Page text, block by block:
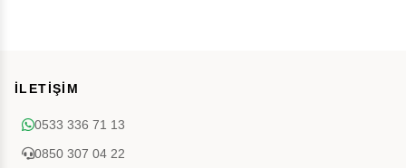
İLETİŞİM
0533 336 71 13
0850 307 04 22